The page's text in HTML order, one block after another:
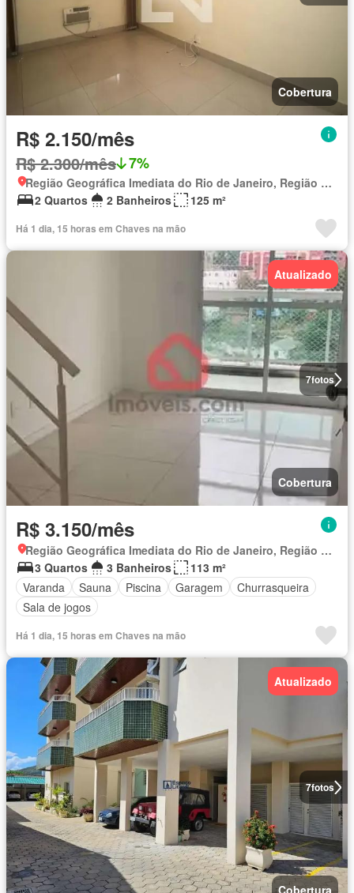
Cobertura
R$ 2.150/mês
R$ 2.300/mês 7%
Região Geográfica Imediata do Rio de Janeiro, Região Metropolitana do Rio de Janeiro
2 Quartos
2 Banheiros 125 m²
Há 1 dia, 15 horas em Chaves na mão
7fotos
Atualizado
Cobertura
R$ 3.150/mês
Região Geográfica Imediata do Rio de Janeiro, Região Metropolitana do Rio de Janeiro
3 Quartos
3 Banheiros
113 m²
Varanda
Sauna Piscina Garagem
Churrasqueira
Sala de jogos
Há 1 dia, 15 horas em Chaves na mão
7fotos
Atualizado